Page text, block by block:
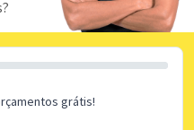
grátis!